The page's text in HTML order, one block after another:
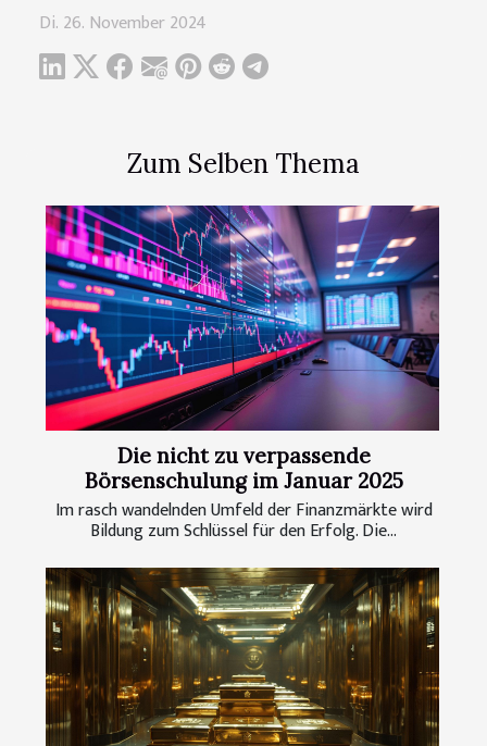
Zum Selben Thema
Die nicht zu verpassende
Börsenschulung im Januar 2025
Im rasch wandelnden Umfeld der Finanzmärkte wird
Bildung zum Schlüssel für den Erfolg. Die...
Di. 26. November 2024